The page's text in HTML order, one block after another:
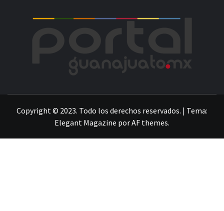
Copyright © 2023. Todo los derechos reservados. | Tema:
Elegant Magazine porAF themes.